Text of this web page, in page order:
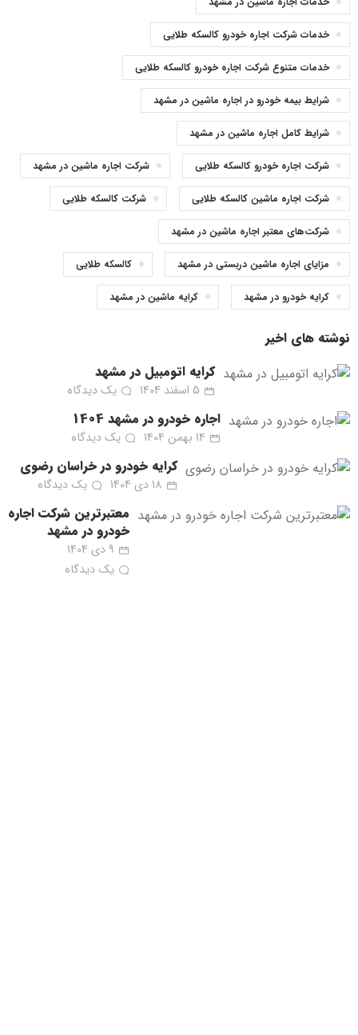
خدمات شرکت اجاره خودرو کالسکه طلایی
خدمات متنوع شرکت اجاره خودرو کالسکه طلایی
شرایط بیمه خودرو در اجاره ماشین در مشهد
شرایط کامل اجاره ماشین در مشهد
شرکت اجاره خودرو کالسکه طلایی شرکت اجاره ماشین در مشهد
شرکت اجاره ماشین کالسکه طلایی شرکت کالسکه طلایی
شرکت‌های معتبر اجاره ماشین در مشهد
مزایای اجاره ماشین دربستی در مشهد کالسکه طلایی
کرایه خودرو در مشهد کرایه ماشین در مشهد
نوشته های اخیر
کرایه اتومبیل در مشهد
5 اسفند 1404 یک دیدگاه
اجاره خودرو در مشهد 1404
14 بهمن 1404 یک دیدگاه
کرایه خودرو در خراسان رضوی
18 دی 1404 یک دیدگاه
معتبرترین شرکت اجاره
خودرو در مشهد
9 دی 1404
یک دیدگاه